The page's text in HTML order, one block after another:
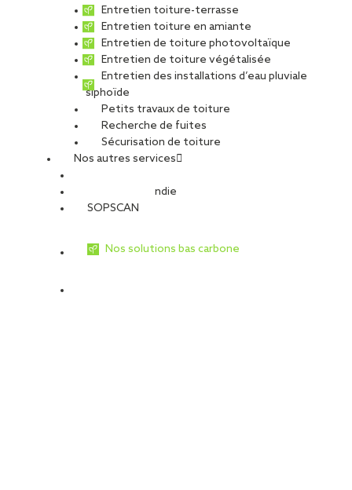
Entretien toiture-terrasse
Entretien toiture en amiante
Entretien de toiture photovoltaïque
Entretien de toiture végétalisée
Entretien des installations d’eau pluviale
siphoïde
Petits travaux de toiture
Recherche de fuites
Sécurisation de toiture
Nos autres services
Sécurité Incendie
SOPSCAN
Nos solutions bas carbone